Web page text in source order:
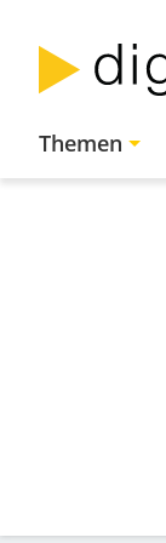
zum
Inhalt
Themen